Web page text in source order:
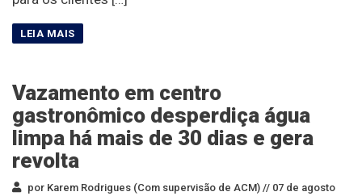
Vazamento em centro
gastronômico desperdiça água
limpa há mais de 30 dias e gera
revolta
por Karem Rodrigues (Com supervisão de ACM) // 07 de agosto